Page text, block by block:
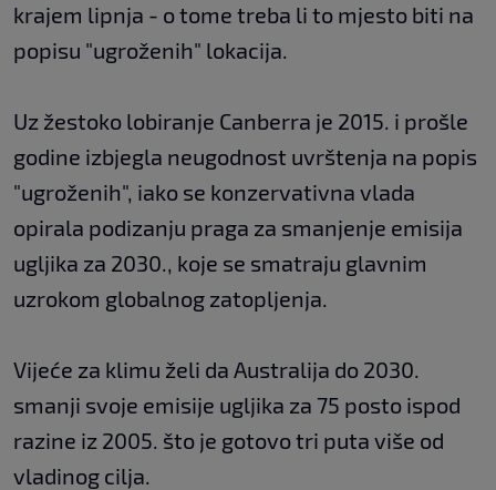
krajem lipnja - o tome treba li to mjesto biti na
popisu "ugroženih" lokacija.
Uz žestoko lobiranje Canberra je 2015. i prošle
godine izbjegla neugodnost uvrštenja na popis
"ugroženih", iako se konzervativna vlada
opirala podizanju praga za smanjenje emisija
ugljika za 2030., koje se smatraju glavnim
uzrokom globalnog zatopljenja.
Vijeće za klimu želi da Australija do 2030.
smanji svoje emisije ugljika za 75 posto ispod
razine iz 2005. što je gotovo tri puta više od
vladinog cilja.